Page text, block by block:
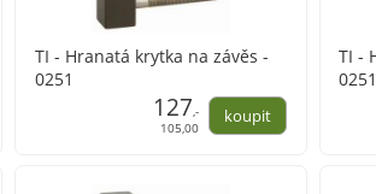
TI - Hranatá krytka na závěs -
0251
127,-
105,00
TI -
0251